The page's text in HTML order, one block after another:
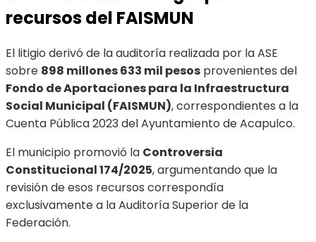
recursos del FAISMUN
El litigio derivó de la auditoría realizada por la ASE
sobre 898 millones 633 mil pesos provenientes del
Fondo de Aportaciones para la Infraestructura
Social Municipal (FAISMUN), correspondientes a la
Cuenta Pública 2023 del Ayuntamiento de Acapulco.
El municipio promovió la Controversia
Constitucional 174/2025, argumentando que la
revisión de esos recursos correspondía
exclusivamente a la Auditoría Superior de la
Federación.